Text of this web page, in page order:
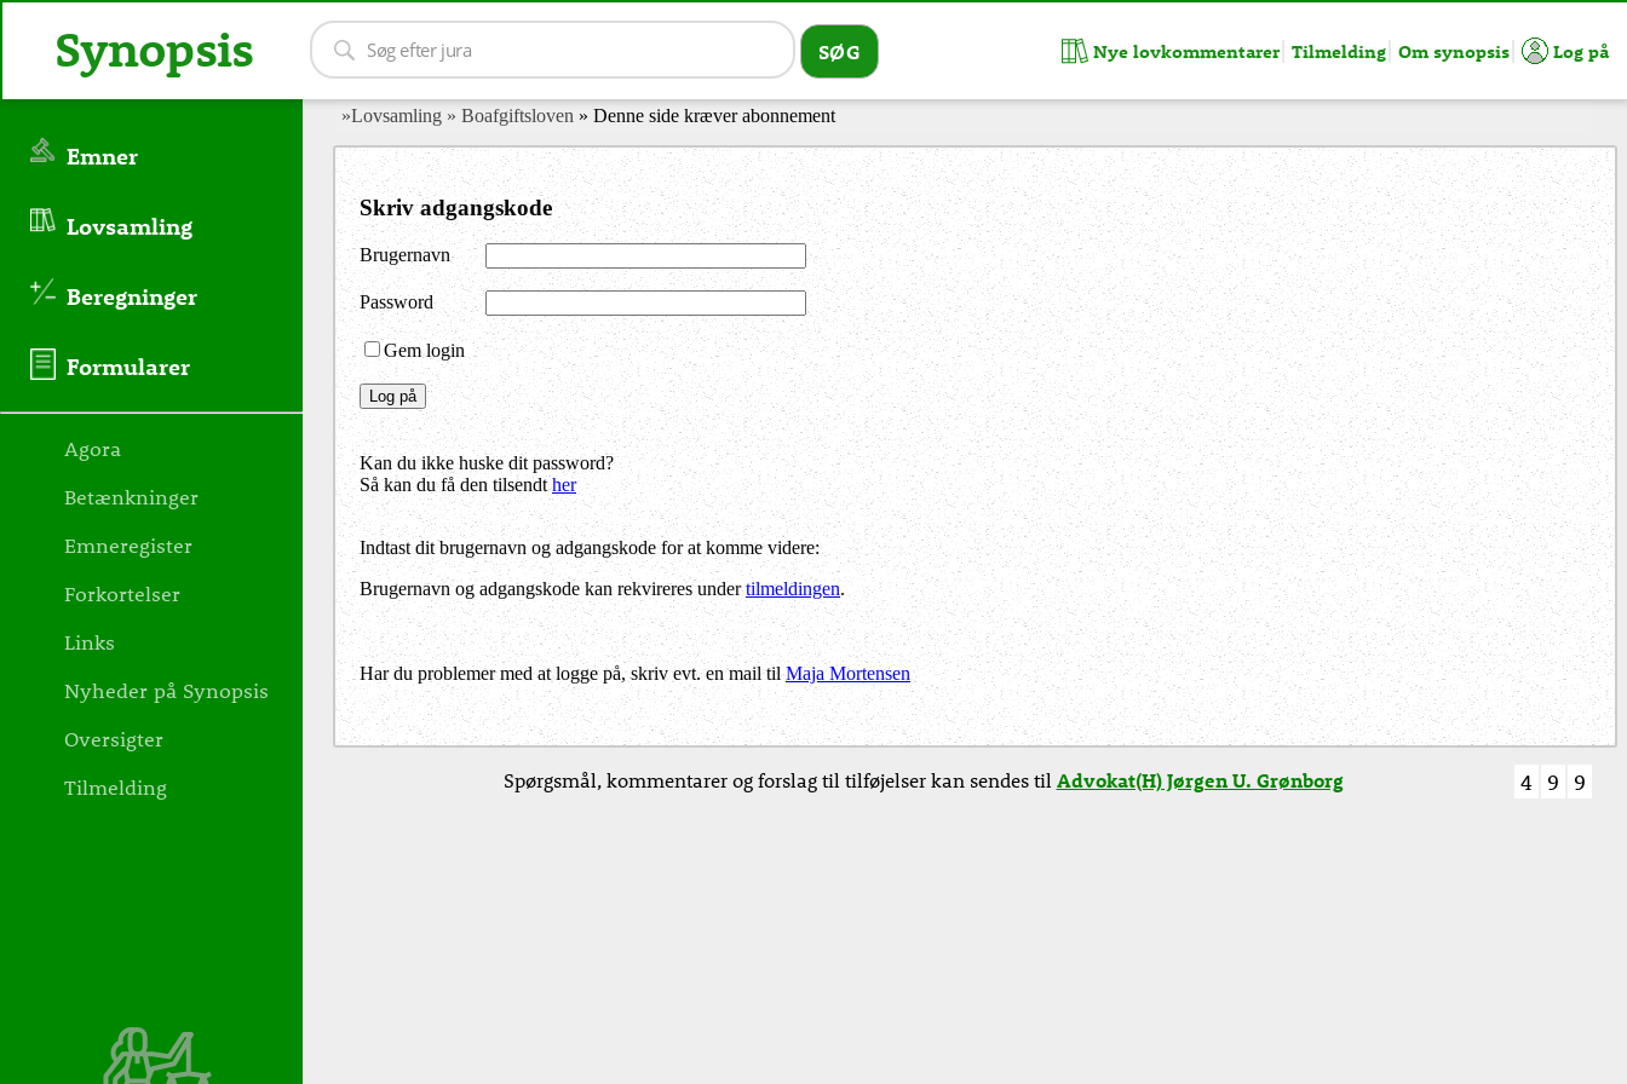
»Lovsamling » Boafgiftsloven » Denne side kræver abonnement
Skriv adgangskode
Brugernavn
Password
Gem login
Kan du ikke huske dit password?
Så kan du få den tilsendther
Indtast dit brugernavn og adgangskode for at komme videre:
Brugernavn og adgangskode kan rekvireres undertilmeldingen.
Har du problemer med at logge på, skriv evt. en mail tilMaja Mortensen
Emner
Lovsamling
Beregninger
Formularer
Agora
Betænkninger
Emneregister
Forkortelser
Links
Nyheder på Synopsis
Oversigter
Tilmelding
Synopsis Nye lovkommentarer Tilmelding Om synopsis Log på
Spørgsmål, kommentarer og forslag til tilføjelser kan sendes tilAdvokat(H) Jørgen U. Grønborg 4 9 9